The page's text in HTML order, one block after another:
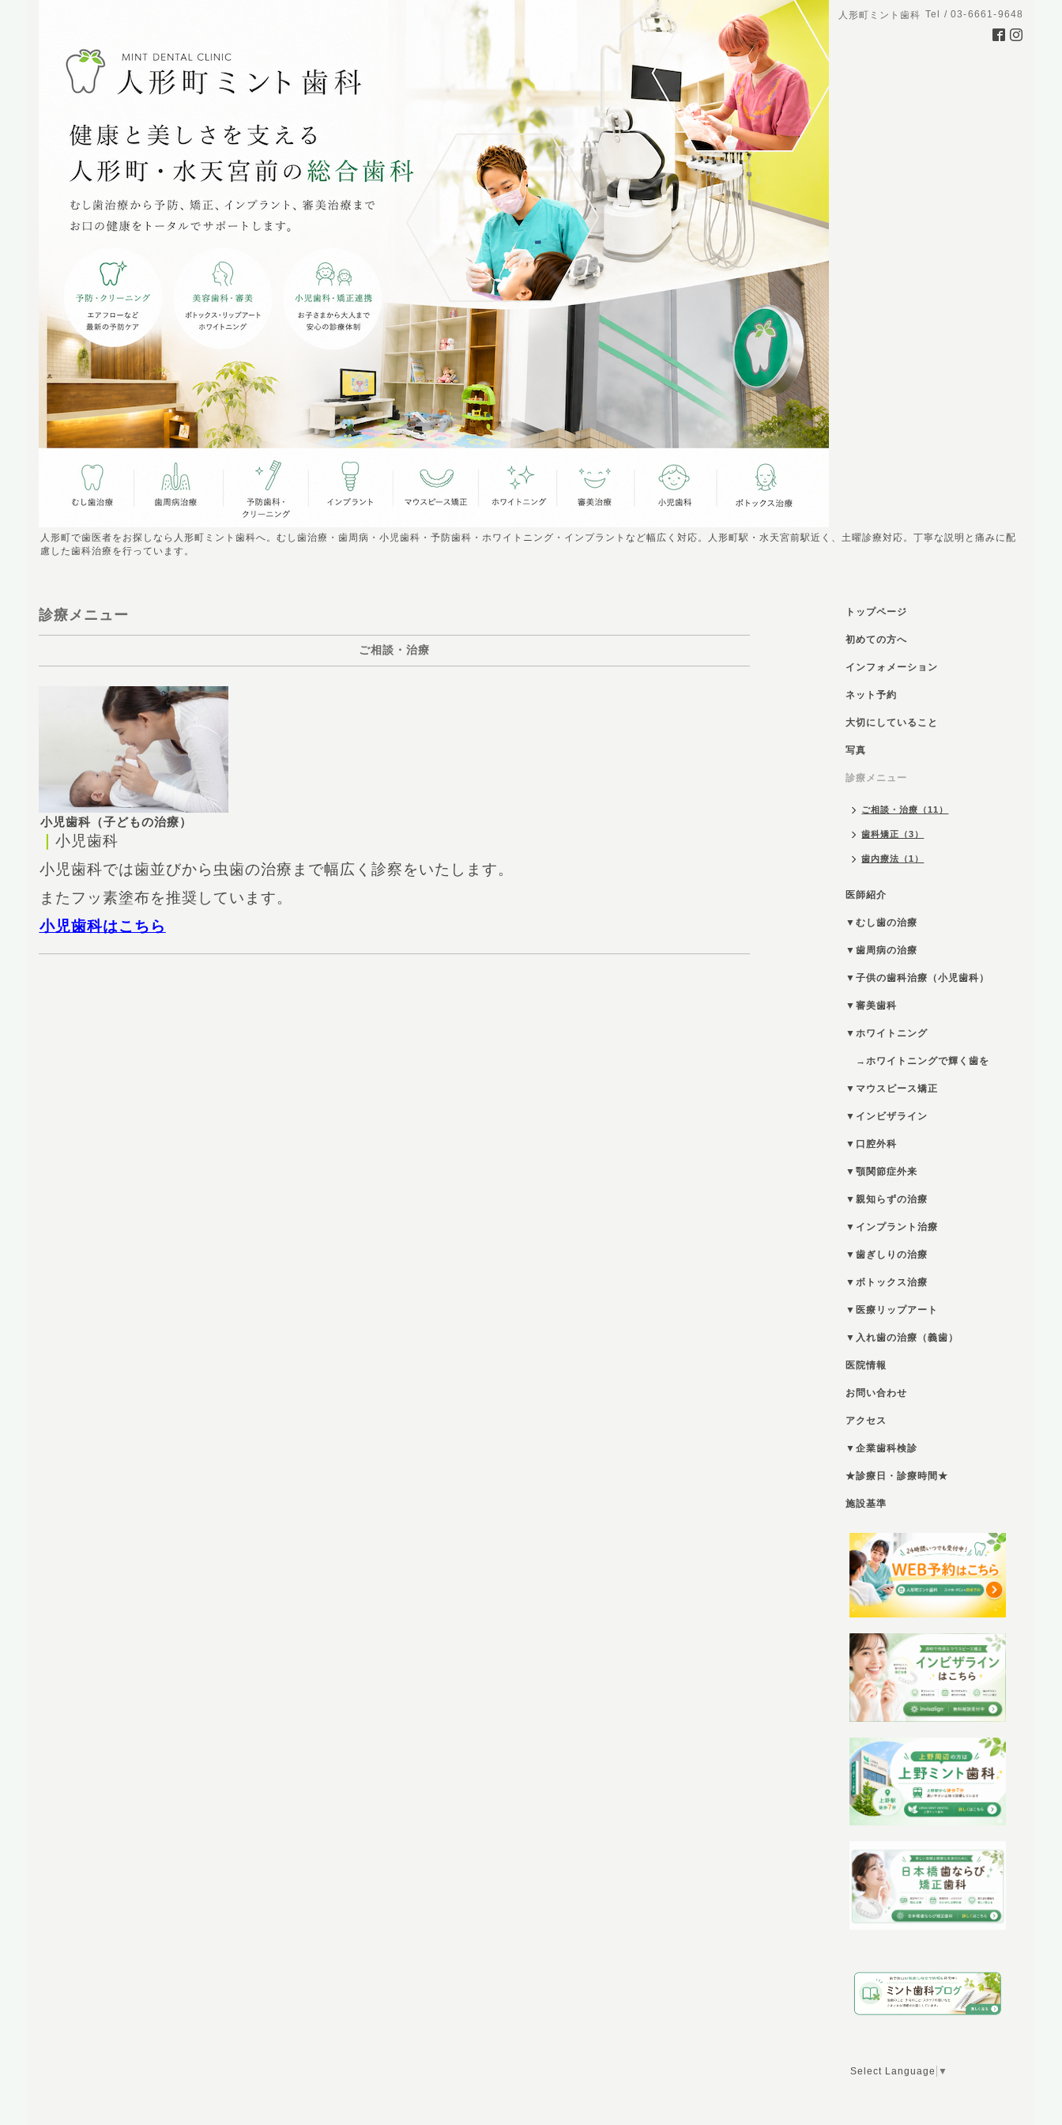
人形町ミント歯科 Tel / 03-6661-9648
人形町で歯医者をお探しなら人形町ミント歯科へ。むし歯治療・歯周病・小児歯科・予防歯科・ホワイトニング・インプラントなど幅広く対応。人形町駅・水天宮前駅近く、土曜診療対応。丁寧な説明と痛みに配
慮した歯科治療を行っています。
診療メニュー
ご相談・治療
小児歯科（子どもの治療）
小児歯科
小児歯科では歯並びから虫歯の治療まで幅広く診察をいたします。
またフッ素塗布を推奨しています。
小児歯科はこちら
トップページ
初めての方へ
インフォメーション
ネット予約
大切にしていること
写真
診療メニュー
ご相談・治療（11）
歯科矯正（3）
歯内療法（1）
医師紹介
▼むし歯の治療
▼歯周病の治療
▼子供の歯科治療（小児歯科）
▼審美歯科
▼ホワイトニング
→ホワイトニングで輝く歯を
▼マウスピース矯正
▼インビザライン
▼口腔外科
▼顎関節症外来
▼親知らずの治療
▼インプラント治療
▼歯ぎしりの治療
▼ボトックス治療
▼医療リップアート
▼入れ歯の治療（義歯）
医院情報
お問い合わせ
アクセス
▼企業歯科検診
★診療日・診療時間★
施設基準
Select Language ▼